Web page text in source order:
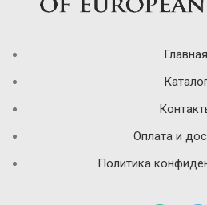
Главная
Оплата и
Политика